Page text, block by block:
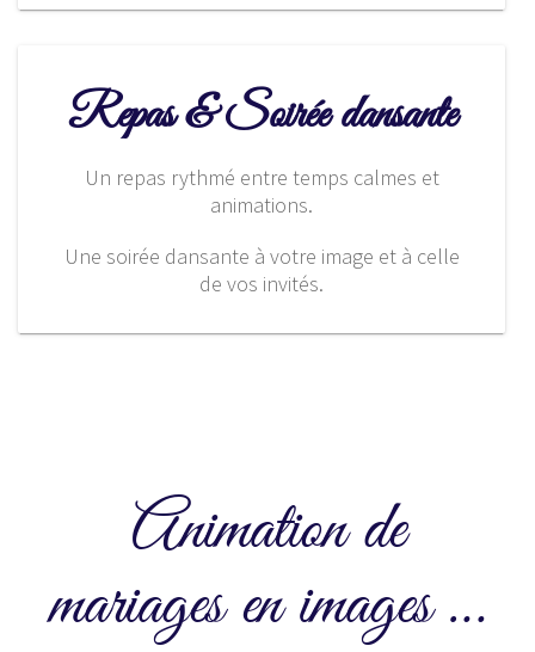
Repas & Soirée dansante
Un repas rythmé entre temps calmes et
animations.
Une soirée dansante à votre image et à celle
de vos invités.
Animation de
mariages en images …